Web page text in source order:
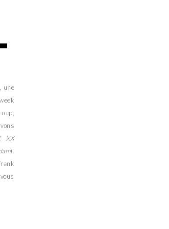
une
XX
).